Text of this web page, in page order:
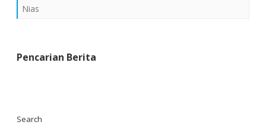
Nias
Pencarian Berita
Search